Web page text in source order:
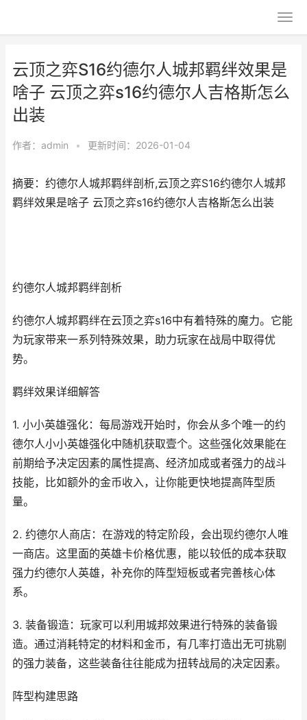
云顶之弈S16约德尔人城邦羁绊效果是
啥子 云顶之弈s16约德尔人吉格斯怎么
出装
作者： admin • 更新时间：2026-01-04
摘要：约德尔人城邦羁绊剖析,云顶之弈S16约德尔人城邦
羁绊效果是啥子 云顶之弈s16约德尔人吉格斯怎么出装
约德尔人城邦羁绊剖析
约德尔人城邦羁绊在云顶之弈s16中有着特殊的魔力。它能
为玩家带来一系列特殊效果，助力玩家在战局中取得优
势。
羁绊效果详细解答
1. 小小英雄强化：每局游戏开始时，你会从多个唯一的约
德尔人小小英雄强化中随机获取壹个。这些强化效果能在
前期给予决定因素的属性提高、经济加成或者强力的战斗
技能，比如额外的金币收入，让你能更快地提高阵型质
量。
2. 约德尔人商店：在游戏的特定阶段，会出现约德尔人唯
一商店。这里面的英雄卡价格优惠，能以较低的成本获取
强力约德尔人英雄，补充你的阵型短板或者完善核心体
系。
3. 装备锻造：玩家可以利用城邦效果进行特殊的装备锻
造。通过消耗特定的材料和金币，有几率打造出无可挑剔
的强力装备，这些装备往往能成为扭转战局的决定因素。
阵型构建思路